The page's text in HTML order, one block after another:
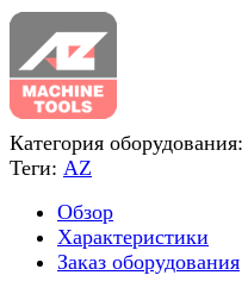
Категория оборудования:
Теги: AZ
Обзор
Характеристики
Заказ оборудования